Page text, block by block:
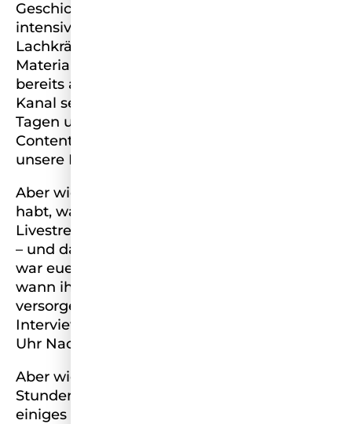
Geschichte einfach nur begeistert. Neben
intensiven Gesprächen und einigen
Lachkrämpfen ist natürlich auch viel tolles
Material entstanden. Eine Auswahl könnt ihr
bereits auf unserem Instagram- und TikTok-
Kanal sehen. Aber auch in den nächsten
Tagen und Wochen versorgen wir euch mit
Content, der genauso vielseitig, ist wie
unsere Kandidatinnen.
Aber wie ihr ja sicher schon mitbekommen
habt, war das nicht alles. Unser All-Female-
Livestream ist immer noch in vollem Gange
– und das schon seit über 60 Stunden! Was
war euer bisheriger Highlight Moment? Egal
wann ihr bis Sonntag 18 Uhr einschaltet – wir
versorgen euch mit unseren Formaten,
Interviews und Gaming Sessions, auch um 3
Uhr Nachts!
Aber wie füllt man eigentlich einen 96-
Stunden-Livestream? Wir haben uns da so
einiges überlegt – und das sind die Formate: